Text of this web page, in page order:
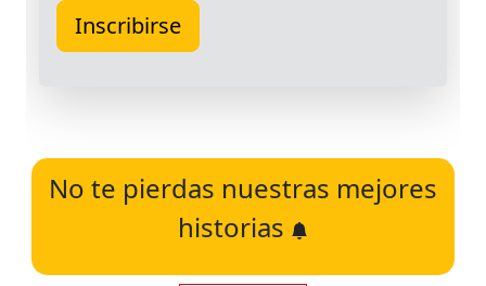
No te pierdas nuestras mejores
historias